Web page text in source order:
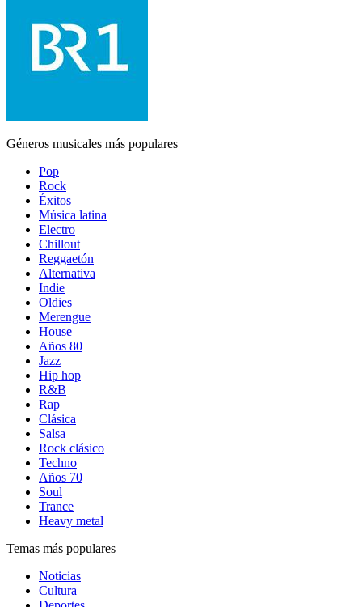
Géneros musicales más populares
Pop
Rock
Éxitos
Música latina
Electro
Chillout
Reggaetón
Alternativa
Indie
Oldies
Merengue
House
Años 80
Jazz
Hip hop
R&B
Rap
Clásica
Salsa
Rock clásico
Techno
Años 70
Soul
Trance
Heavy metal
Temas más populares
Noticias
Cultura